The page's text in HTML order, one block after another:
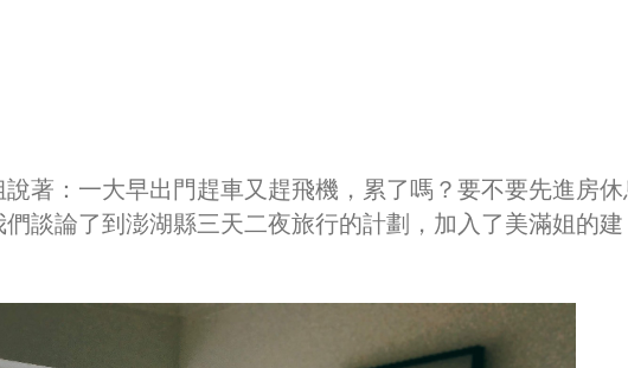
著：一大早出門趕車又趕飛機，累了嗎？要不要先進房休
談論了到澎湖縣三天二夜旅行的計劃，加入了美滿姐的建